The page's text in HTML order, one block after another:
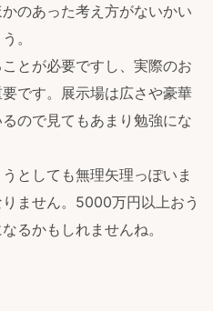
のあった考え方がないかい
。
とが必要ですし、実際のお
です。展示場は広さや豪華
ので見てもあまり勉強にな
としても無理矢理っぽいま
ません。5000万円以上おう
るかもしれませんね。